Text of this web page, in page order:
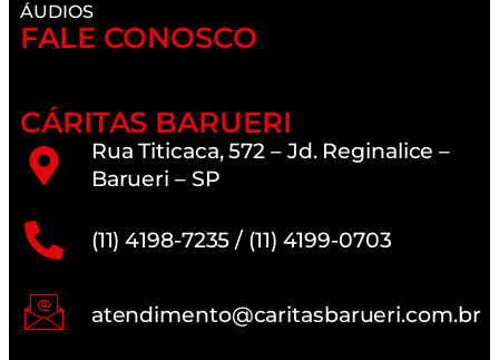
ÁUDIOS
FALE CONOSCO
CÁRITAS BARUERI
Rua Titicaca, 572 – Jd. Reginalice –
Barueri – SP
(11) 4198-7235 / (11) 4199-0703
atendimento@caritasbarueri.com.br